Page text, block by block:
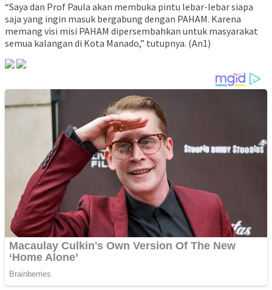
“Saya dan Prof Paula akan membuka pintu lebar-lebar siapa
saja yang ingin masuk bergabung dengan PAHAM. Karena
memang visi misi PAHAM dipersembahkan untuk masyarakat
semua kalangan di Kota Manado,” tutupnya. (An1)